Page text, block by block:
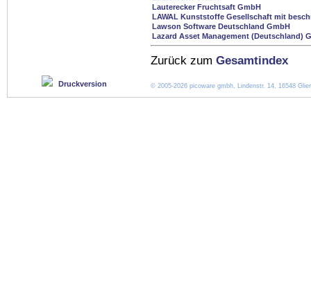
Lauterecker Fruchtsaft GmbH
LAWAL Kunststoffe Gesellschaft mit
Lawson Software Deutschland GmbH
Lazard Asset Management (Deutschland)
Zurück zum Gesamtindex
Druckversion © 2005-2026 picoware gmbh, Lindenstr. 14, 16548